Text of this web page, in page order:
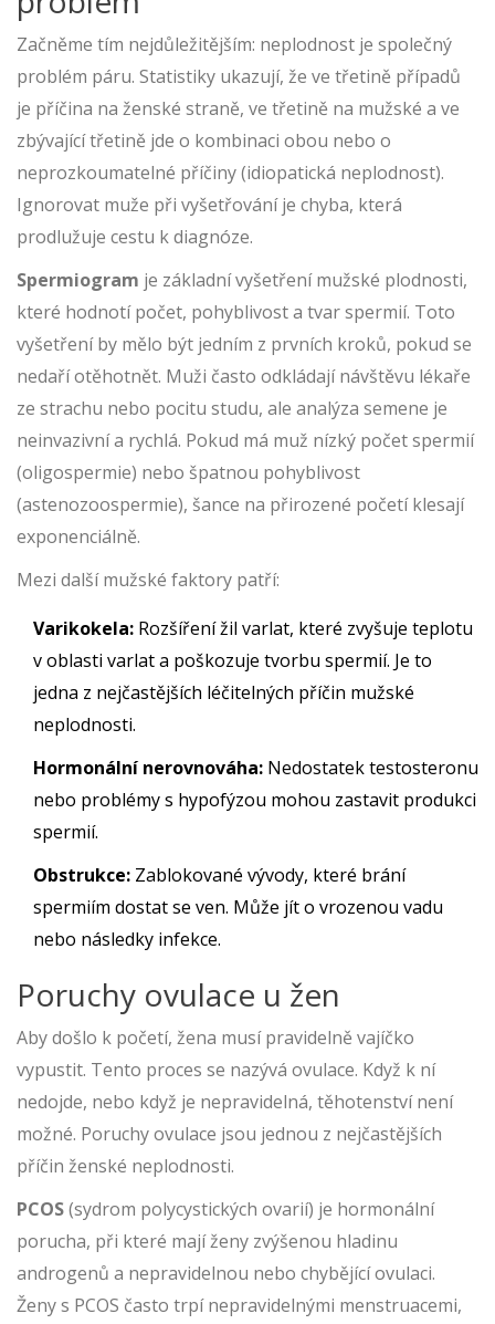
Začněme tím nejdůležitějším: neplodnost je společný
problém páru. Statistiky ukazují, že ve třetině případů
je příčina na ženské straně, ve třetině na mužské a ve
zbývající třetině jde o kombinaci obou nebo o
neprozkoumatelné příčiny (idiopatická neplodnost).
Ignorovat muže při vyšetřování je chyba, která
prodlužuje cestu k diagnóze.
Spermiogram je základní vyšetření mužské plodnosti,
které hodnotí počet, pohyblivost a tvar spermií. Toto
vyšetření by mělo být jedním z prvních kroků, pokud se
nedaří otěhotnět. Muži často odkládají návštěvu lékaře
ze strachu nebo pocitu studu, ale analýza semene je
neinvazivní a rychlá. Pokud má muž nízký počet spermií
(oligospermie) nebo špatnou pohyblivost
(astenozoospermie), šance na přirozené početí klesají
exponenciálně.
Mezi další mužské faktory patří:
Varikokela: Rozšíření žil varlat, které zvyšuje teplotu
v oblasti varlat a poškozuje tvorbu spermií. Je to
jedna z nejčastějších léčitelných příčin mužské
neplodnosti.
Hormonální nerovnováha: Nedostatek testosteronu
nebo problémy s hypofýzou mohou zastavit produkci
spermií.
Obstrukce: Zablokované vývody, které brání
spermiím dostat se ven. Může jít o vrozenou vadu
nebo následky infekce.
Poruchy ovulace u žen
Aby došlo k početí, žena musí pravidelně vajíčko
vypustit. Tento proces se nazývá ovulace. Když k ní
nedojde, nebo když je nepravidelná, těhotenství není
možné. Poruchy ovulace jsou jednou z nejčastějších
příčin ženské neplodnosti.
PCOS(sydrom polycystických ovarií) je hormonální
porucha, při které mají ženy zvýšenou hladinu
androgenů a nepravidelnou nebo chybějící ovulaci.
Ženy s PCOS často trpí nepravidelnými menstruacemi,